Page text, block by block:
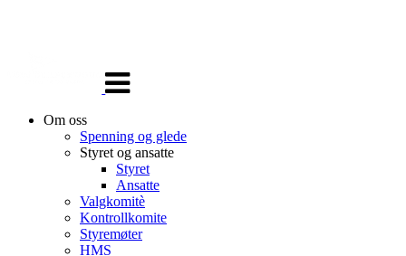
navigasjon
Om oss
Spenning og glede
Styret og ansatte
Styret
Ansatte
Valgkomitè
Kontrollkomite
Styremøter
HMS